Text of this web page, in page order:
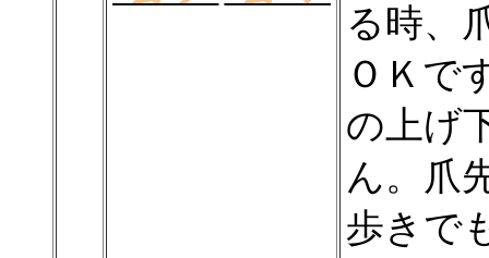
る時、
ＯＫで
の上げ
ん。爪
歩きで